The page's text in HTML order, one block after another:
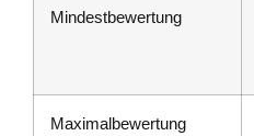
Mindestbewertung
Maximalbewertung